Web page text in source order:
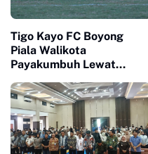
Tigo Kayo FC Boyong
Piala Walikota
Payakumbuh Lewat